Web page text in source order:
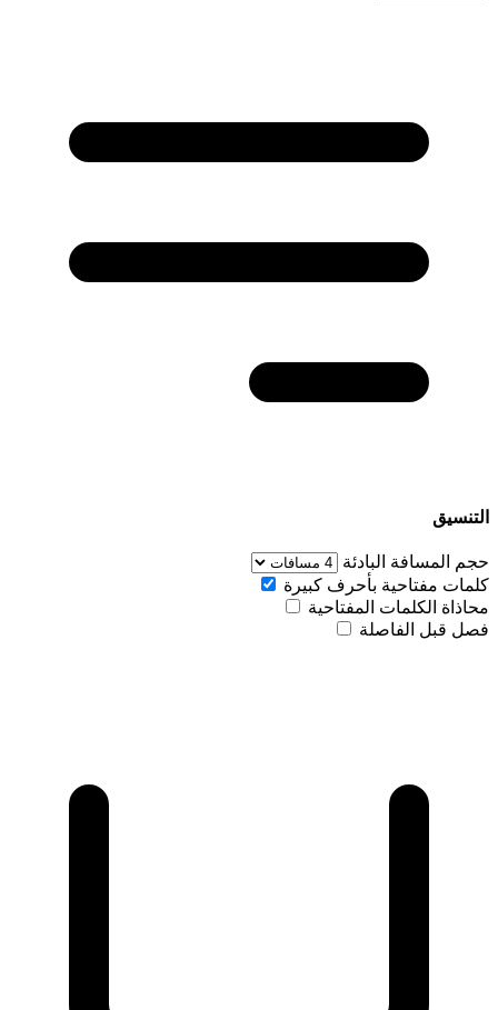
التنسيق
حجم المسافة البادئة
كلمات مفتاحية بأحرف كبيرة
محاذاة الكلمات المفتاحية
فصل قبل الفاصلة